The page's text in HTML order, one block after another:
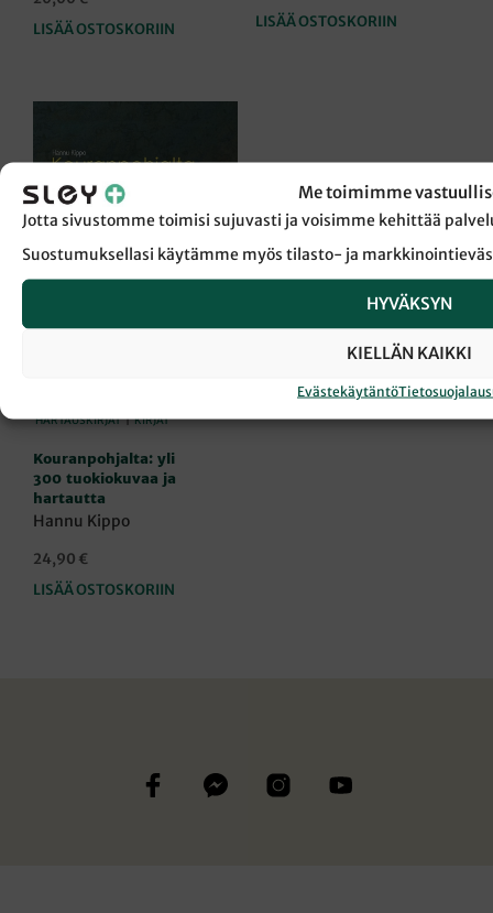
Me toimimme
Jotta sivustomme toimisi sujuvasti ja voisimme kehittää
Suostumuksellasi käytämme myös tilasto- ja
HYVÄKSYN
KIELLÄN KAIKKI
Evästekäytäntö
LISÄÄ OSTOSKORIIN
LISÄÄ OSTOSKORIIN
HARTAUSKIRJAT|KIRJAT
Kouranpohjalta: yli
300 tuokiokuvaa ja
hartautta
Hannu Kippo
24,90 €
LISÄÄ OSTOSKORIIN